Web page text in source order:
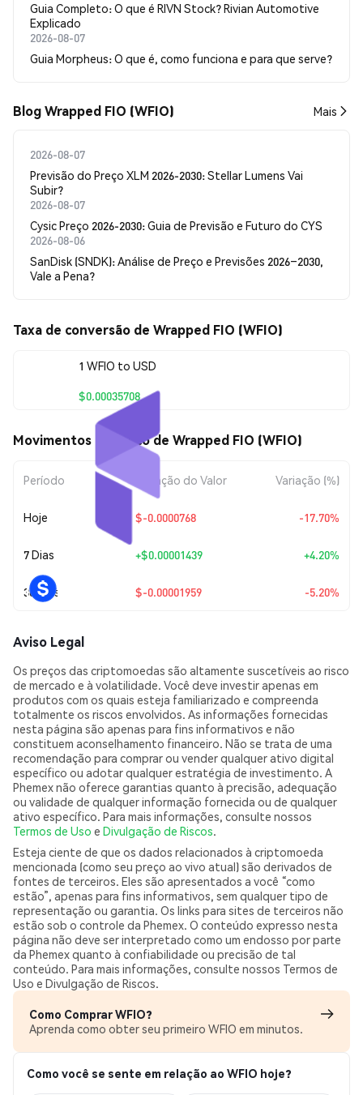
Guia Completo: O que é RIVN Stock? Rivian Automotive
Explicado
2026-08-07
Guia Morpheus: O que é, como funciona e para que serve?
Blog Wrapped FIO (WFIO) Mais
2026-08-07
Previsão do Preço XLM 2026-2030: Stellar Lumens Vai
Subir?
2026-08-07
Cysic Preço 2026-2030: Guia de Previsão e Futuro do CYS
2026-08-06
SanDisk (SNDK): Análise de Preço e Previsões 2026–2030,
Vale a Pena?
Taxa de conversão de Wrapped FIO (WFIO)
1 WFIO to USD
$0.00035708
Movimentos de preço de Wrapped FIO (WFIO)
Período Variação do Valor Variação (%)
Hoje $-0.0000768 -17.70%
7 Dias +$0.00001439 +4.20%
30 Dias $-0.00001959 -5.20%
Aviso Legal
Os preços das criptomoedas são altamente suscetíveis ao risco
de mercado e à volatilidade. Você deve investir apenas em
produtos com os quais esteja familiarizado e compreenda
totalmente os riscos envolvidos. As informações fornecidas
nesta página são apenas para fins informativos e não
constituem aconselhamento financeiro. Não se trata de uma
recomendação para comprar ou vender qualquer ativo digital
específico ou adotar qualquer estratégia de investimento. A
Phemex não oferece garantias quanto à precisão, adequação
ou validade de qualquer informação fornecida ou de qualquer
ativo específico. Para mais informações, consulte nossos
Termos de Uso e Divulgação de Riscos.
Esteja ciente de que os dados relacionados à criptomoeda
mencionada (como seu preço ao vivo atual) são derivados de
fontes de terceiros. Eles são apresentados a você “como
estão”, apenas para fins informativos, sem qualquer tipo de
representação ou garantia. Os links para sites de terceiros não
estão sob o controle da Phemex. O conteúdo expresso nesta
página não deve ser interpretado como um endosso por parte
da Phemex quanto à confiabilidade ou precisão de tal
conteúdo. Para mais informações, consulte nossos Termos de
Uso e Divulgação de Riscos.
Como Comprar WFIO?
Aprenda como obter seu primeiro WFIO em minutos.
Como você se sente em relação ao WFIO hoje?